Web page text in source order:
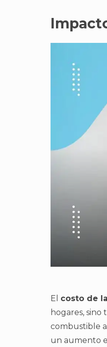
El costo de
hogares, sino
combustible
un aumento